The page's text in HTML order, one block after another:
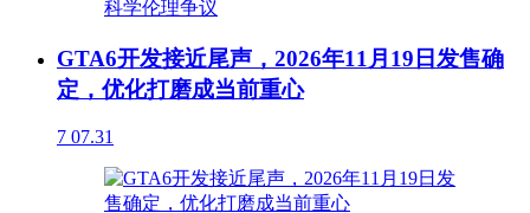
GTA6开发接近尾声，2026年11月19日发售确
定，优化打磨成当前重心
7 07.31